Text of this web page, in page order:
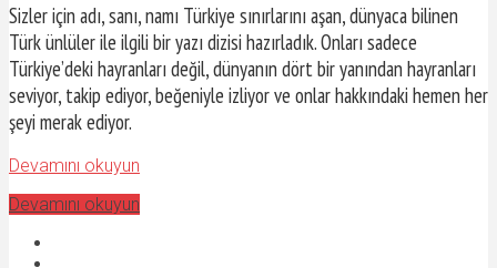
Sizler için adı, sanı, namı Türkiye sınırlarını aşan, dünyaca bilinen
Türk ünlüler ile ilgili bir yazı dizisi hazırladık. Onları sadece
Türkiye’deki hayranları değil, dünyanın dört bir yanından hayranları
seviyor, takip ediyor, beğeniyle izliyor ve onlar hakkındaki hemen her
şeyi merak ediyor.
Devamını okuyun
Devamını okuyun